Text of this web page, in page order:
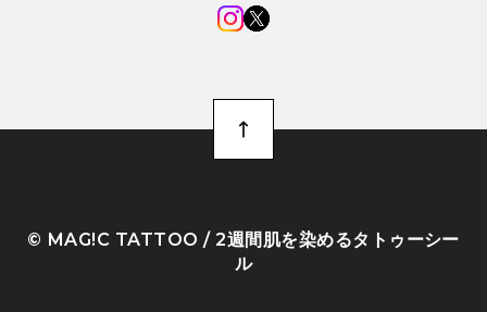
©︎ MAG!C TATTOO / 2週間肌を染めるタトゥーシー
ル